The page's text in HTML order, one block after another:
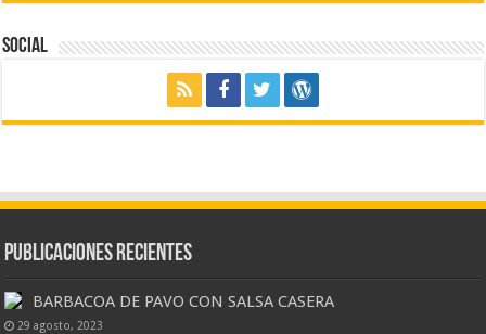
Social
Publicaciones Recientes
BARBACOA DE PAVO CON SALSA CASERA
29 agosto, 2023